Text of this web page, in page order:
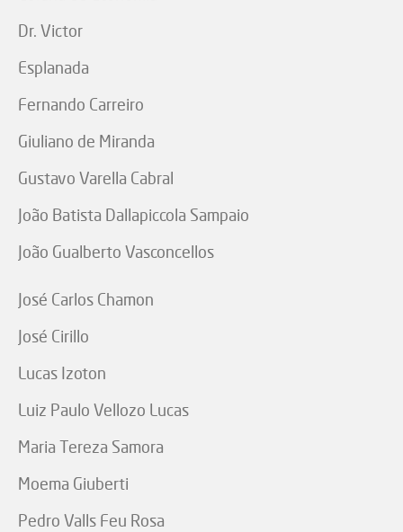
Dr. Victor
Esplanada
Fernando Carreiro
Giuliano de Miranda
Gustavo Varella Cabral
João Batista Dallapiccola Sampaio
João Gualberto Vasconcellos
José Carlos Chamon
José Cirillo
Lucas Izoton
Luiz Paulo Vellozo Lucas
Maria Tereza Samora
Moema Giuberti
Pedro Valls Feu Rosa